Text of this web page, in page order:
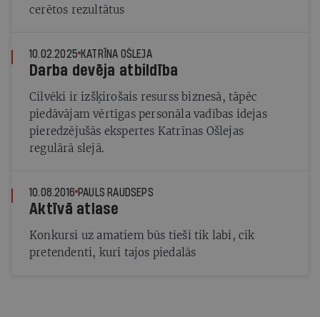
cerētos rezultātus
10.02.2025 KATRĪNA OŠLEJA
Darba devēja atbildība
Cilvēki ir izšķirošais resurss biznesā, tāpēc
piedāvājam vērtīgas personāla vadības idejas
pieredzējušās ekspertes Katrīnas Ošlejas
regulārā slejā.
10.08.2016 PAULS RAUDSEPS
Aktīvā atlase
Konkursi uz amatiem būs tieši tik labi, cik
pretendenti, kuri tajos piedalās